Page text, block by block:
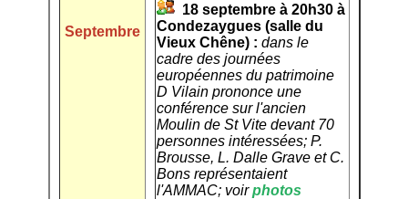
Septembre
18 septembre à 20h30 à
Condezaygues (salle du
Vieux Chêne) : dans le
cadre des journées
européennes du patrimoine
D Vilain prononce une
conférence sur l'ancien
Moulin de St Vite devant 70
personnes intéressées; P.
Brousse, L. Dalle Grave et C.
Bons représentaient
l'AMMAC; voirphotos